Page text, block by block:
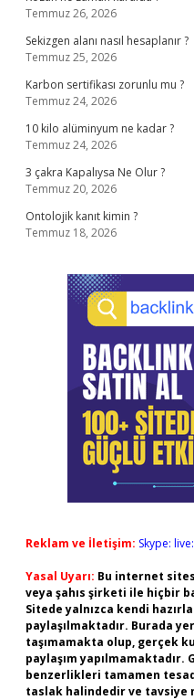
Temmuz 26, 2026
Sekizgen alanı nasıl hesaplanır ?
Temmuz 25, 2026
Karbon sertifikası zorunlu mu ?
Temmuz 24, 2026
10 kilo alüminyum ne kadar ?
Temmuz 24, 2026
3 çakra Kapalıysa Ne Olur ?
Temmuz 20, 2026
Ontolojik kanıt kimin ?
Temmuz 18, 2026
Reklam ve İletişim: Skype:
Yasal Uyarı: Bu internet
veya şahıs şirketi ile hiçbir
Sitede yalnızca kendi
paylaşılmaktadır. Burada
taşımamakta olup, gerçek
paylaşım
benzerlikleri tamamen
taslak halindedir ve tavsiye